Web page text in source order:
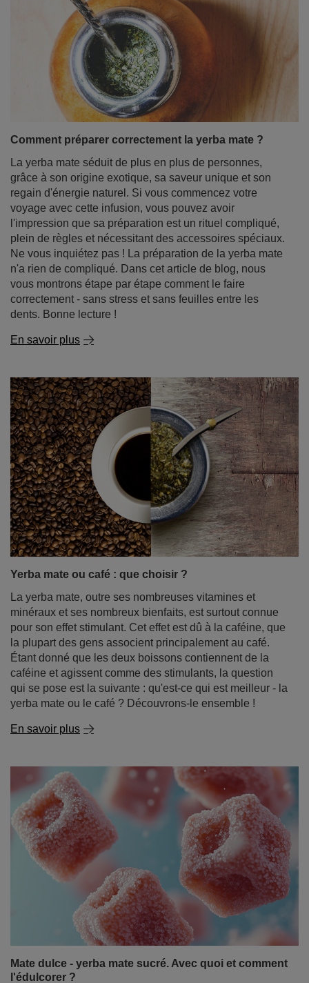
plus qu'une simple curiosité exotique : c'est un véritable
trésor de la nature. Cette plante unique est utilisée
depuis longtemps dans la médecine populaire sud-
américaine. Pendant des siècles, son écorce a aidé à
soigner les infections, les inflammations et les
problèmes digestifs. Aujourd'hui, elle gagne en
popularité en tant qu'ingrédient des tisanes et de la
yerba mate. Découvrez ce qu'est l'écorce de Pau d'Arco,
intégrer cet ingrédient fascinant dans votre quotidien.
En savoir plus
Comment préparer correctement la yerba mate ?
La yerba mate séduit de plus en plus de personnes,
grâce à son origine exotique, sa saveur unique et son
regain d'énergie naturel. Si vous commencez votre
voyage avec cette infusion, vous pouvez avoir
l'impression que sa préparation est un rituel compliqué,
plein de règles et nécessitant des accessoires spéciaux.
Ne vous inquiétez pas ! La préparation de la yerba mate
n'a rien de compliqué. Dans cet article de blog, nous
vous montrons étape par étape comment le faire
dents. Bonne lecture !
En savoir plus
Yerba mate ou café : que choisir ?
La yerba mate, outre ses nombreuses vitamines et
minéraux et ses nombreux bienfaits, est surtout connue
pour son effet stimulant. Cet effet est dû à la caféine, que
la plupart des gens associent principalement au café.
Étant donné que les deux boissons contiennent de la
caféine et agissent comme des stimulants, la question
yerba mate ou le café ? Découvrons-le ensemble !